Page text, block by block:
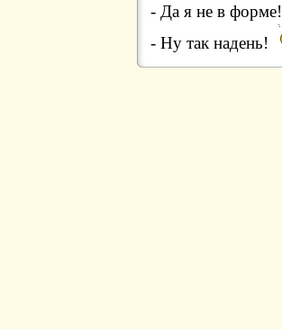
- Да я не в форме!
- Ну так надень!